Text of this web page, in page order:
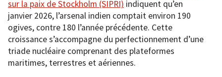
sur la paix de Stockholm (SIPRI) indiquent qu’en
janvier 2026, l’arsenal indien comptait environ 190
ogives, contre 180 l’année précédente. Cette
croissance s’accompagne du perfectionnement d’une
triade nucléaire comprenant des plateformes
maritimes, terrestres et aériennes.